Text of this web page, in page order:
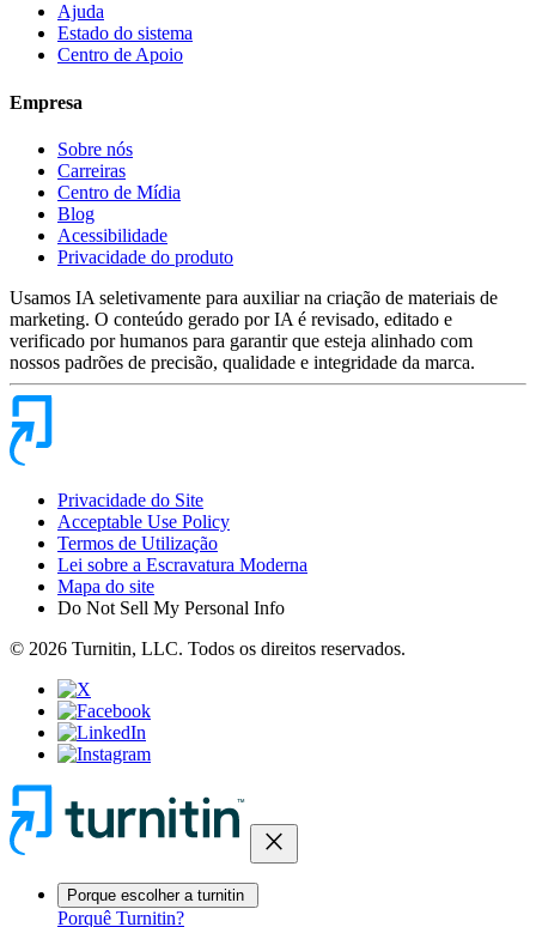
Ajuda
Estado do sistema
Centro de Apoio
Empresa
Sobre nós
Carreiras
Centro de Mídia
Blog
Acessibilidade
Privacidade do produto
Usamos IA seletivamente para auxiliar na criação de materiais de
marketing. O conteúdo gerado por IA é revisado, editado e
verificado por humanos para garantir que esteja alinhado com
nossos padrões de precisão, qualidade e integridade da marca.
Privacidade do Site
Acceptable Use Policy
Termos de Utilização
Lei sobre a Escravatura Moderna
Mapa do site
Do Not Sell My Personal Info
© 2026 Turnitin, LLC. Todos os direitos reservados.
close
Porque escolher a turnitin
Porquê Turnitin?